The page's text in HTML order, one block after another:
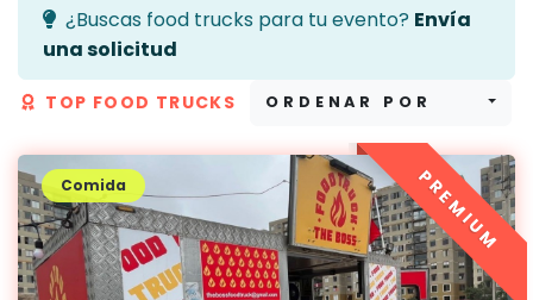
¿Buscas food trucks para tu evento? Envía
una solicitud
TOP FOOD TRUCKS ORDENAR POR
Comida PREMIUM